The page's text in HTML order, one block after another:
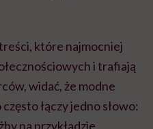
które najmocniej
i trafiają
widać, że modne
łączy jedno słowo:
na przykładzie